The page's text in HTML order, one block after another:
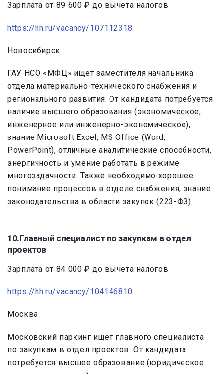
Зарплата от 89 600 ₽ до вычета налогов
https://hh.ru/vacancy/107112318
Новосибирск
ГАУ НСО «МФЦ» ищет заместителя начальника
отдела материально-технического снабжения и
регионального развития. От кандидата потребуется
наличие высшего образования (экономическое,
инженерное или инженерно-экономическое),
знание Microsoft Excel, MS Office (Word,
PowerPoint), отличные аналитические способности,
энергичность и умение работать в режиме
многозадачности. Также необходимо хорошее
понимание процессов в отделе снабжения, знание
законодательства в области закупок (223-ФЗ).
10.Главный специалист по закупкам в отдел
проектов
Зарплата от 84 000 ₽ до вычета налогов
https://hh.ru/vacancy/104146810
Москва
Московский паркинг ищет главного специалиста
по закупкам в отдел проектов. От кандидата
потребуется высшее образование (юридическое